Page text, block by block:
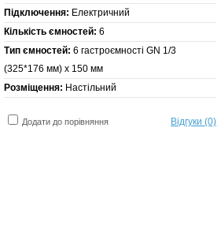
Підключення: Електричний
Кількість ємностей: 6
Тип ємностей: 6 гастроємності GN 1/3
(325*176 мм) х 150 мм
Розміщення: Настільний
Додати до порівняння Відгуки (0)